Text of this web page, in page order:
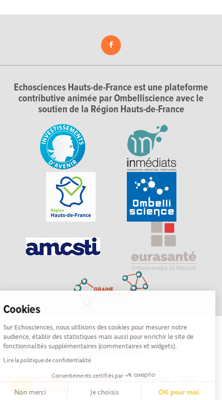
Cookies
Sur Echosciences, nous utilisons des cookies pour mesurer notre
audience, établir des statistiques mais aussi pour enrichir le site de
fonctionnalités supplémentaires (commentaires et widgets).
Lire la politique de confidentialité
Consentements certifiés par
Non merci Je choisis OK pour moi
Echosciences Hauts-de-France est une plateforme
contributive animée par Ombelliscience avec le
soutien de la Région Hauts-de-France
Explorer, s’exprimer, rentrer en contact : Echosciences
Hauts-de-France est le réseau social des amateurs de
sciences et de technologies du territoire
Mentions légales|Politique de confidentialité
|Ligne éditoriale